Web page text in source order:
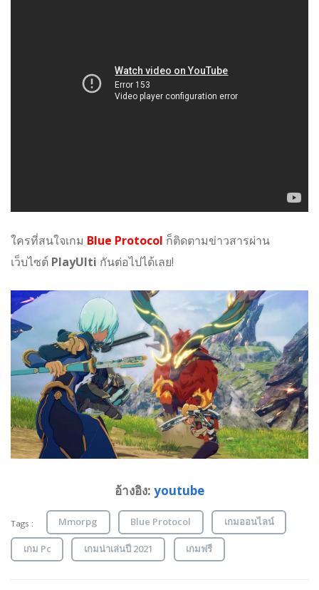
ใครที่สนใจเกม Blue Protocol ก็ติดตามข่าวสารผ่าน
เว็บไซต์ PlayUlti กันต่อไปได้เลย!
อ้างอิง: youtube
Tags : Mmorpg Blue Protocol เกมออนไลน์
เกม Pc เกมน่าเล่นปี 2021 เกมฟรี